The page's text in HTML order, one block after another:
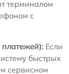
терминалом
с
Если
быстрых
сервисном